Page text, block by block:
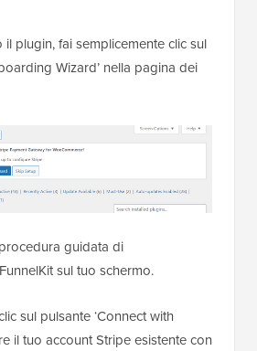
plugin, fai semplicemente clic sul
Wizard’ nella pagina dei
guidata di
sul tuo schermo.
sul pulsante ‘Connect with
il tuo account Stripe esistente con